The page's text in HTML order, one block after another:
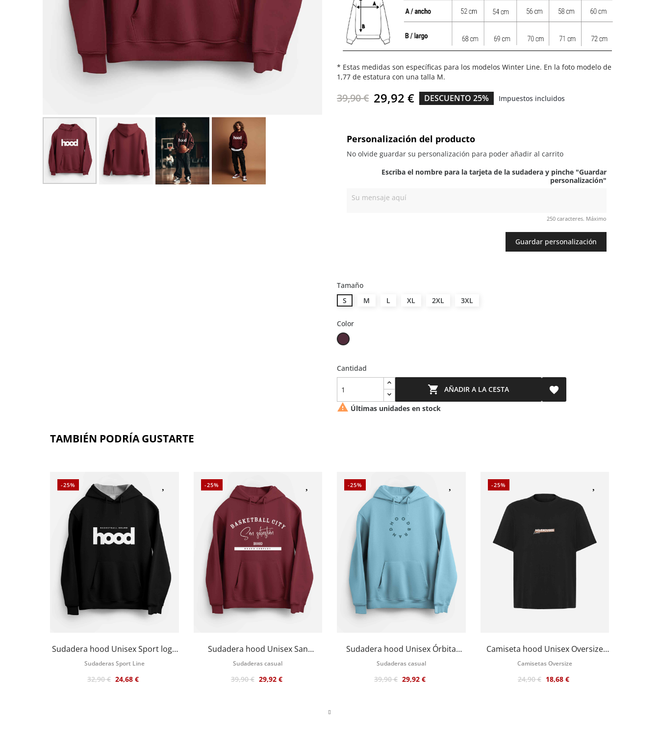
* Estas medidas son específicas para los modelos Winter Line. En la foto modelo de
1,77 de estatura con una talla M.
39,90 € 29,92 € DESCUENTO 25% Impuestos incluidos
Personalización del producto
No olvide guardar su personalización para poder añadir al carrito
Escriba el nombre para la tarjeta de la sudadera y pinche "Guardar
personalización"
250 caracteres. Máximo
Guardar personalización
Tamaño
S
M L XL 2XL 3XL
Color
Burdeos
Cantidad
 AÑADIR A LA CESTA 
 Últimas unidades en stock
TAMBIÉN PODRÍA GUSTARTE
-25%
Sudadera hood Unisex Sport logo
en color negro con capucha en...
Sudaderas Sport Line
32,90 € 24,68 €
-25%
Sudadera hood Unisex San
Sebastián en color burdeos
Sudaderas casual
39,90 € 29,92 €
-25%
Sudadera hood Unisex Órbita
color Sky Blue
Sudaderas casual
39,90 € 29,92 €
-25%
Camiseta hood Unisex Oversize
modelo NO EXCUSES color negro
Camisetas Oversize
24,90 € 18,68 €